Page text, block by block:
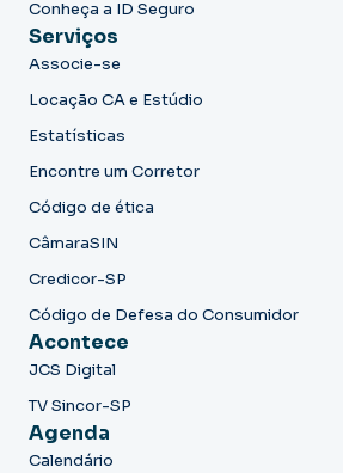
Conheça a ID Seguro
Serviços
Associe-se
Locação CA e Estúdio
Estatísticas
Encontre um Corretor
Código de ética
CâmaraSIN
Credicor-SP
Código de Defesa do Consumidor
Acontece
JCS Digital
TV Sincor-SP
Agenda
Calendário